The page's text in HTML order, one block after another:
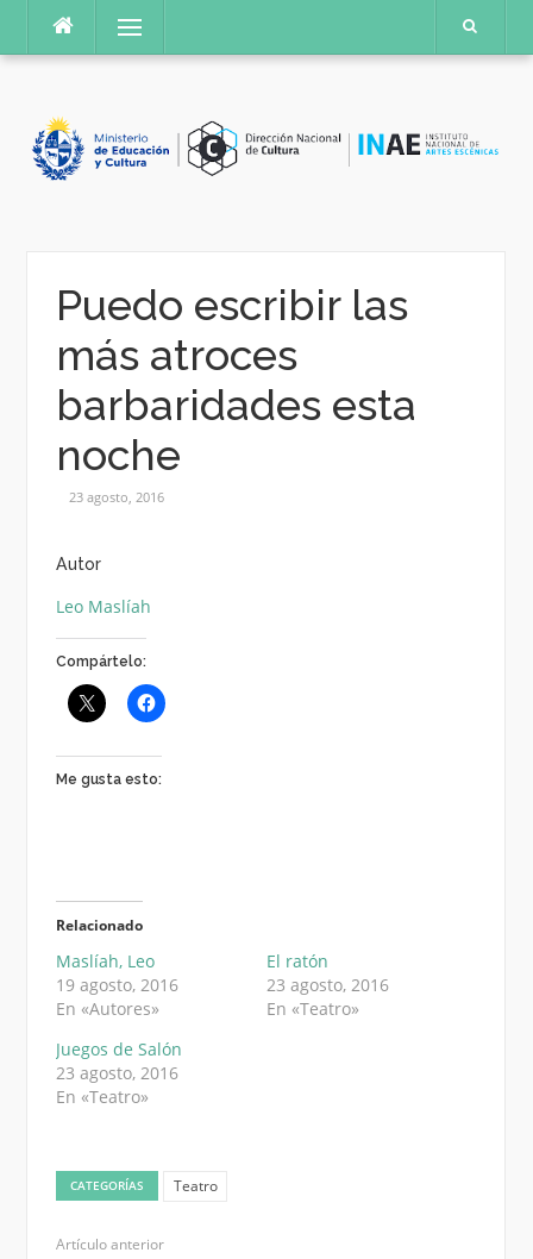
contenido
Menú
Puedo escribir las
más atroces
barbaridades esta
noche
23 agosto, 2016
Autor
Leo Maslíah
Compártelo:
Me gusta esto:
Relacionado
Maslíah, Leo
19 agosto, 2016
En «Autores»
El ratón
23 agosto, 2016
En «Teatro»
Juegos de Salón
23 agosto, 2016
En «Teatro»
CATEGORÍAS Teatro
Artículo anterior